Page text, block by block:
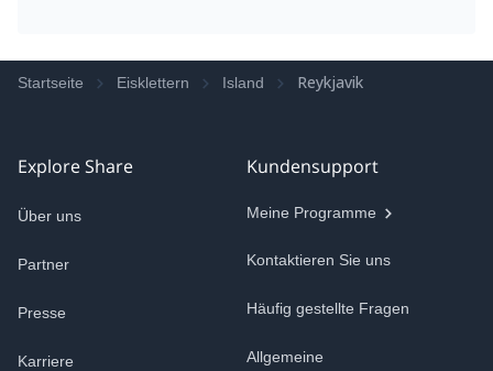
Startseite Eisklettern Island Reykjavik
Explore Share
Über uns
Partner
Presse
Karriere
Kundensupport
Meine Programme
Kontaktieren Sie uns
Häufig gestellte Fragen
Allgemeine